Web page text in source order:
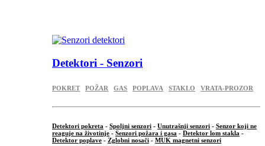
Detektori - Senzori
POKRET POŽAR GAS POPLAVA STAKLO VRATA-PROZOR
Detektori pokreta - Spoljni senzori - Unutrašnji senzori - Senzor koji ne
reaguje na životinje - Senzori požara i gasa - Detektor lom stakla -
Detektor poplave - Zglobni nosači - MUK magnetni senzori